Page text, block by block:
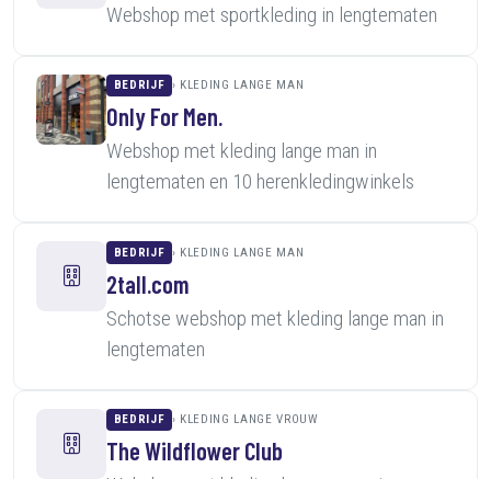
Webshop met sportkleding in lengtematen
BEDRIJF KLEDING LANGE MAN
Only For Men.
Webshop met kleding lange man in
lengtematen en 10 herenkledingwinkels
BEDRIJF KLEDING LANGE MAN
2tall.com
Schotse webshop met kleding lange man in
lengtematen
BEDRIJF KLEDING LANGE VROUW
The Wildflower Club